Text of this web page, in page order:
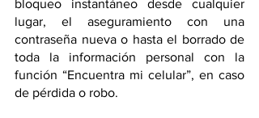
bloqueo instantáneo desde cualquier
lugar, el aseguramiento con una
contraseña nueva o hasta el borrado de
toda la información personal con la
función “Encuentra mi celular”, en caso
de pérdida o robo.